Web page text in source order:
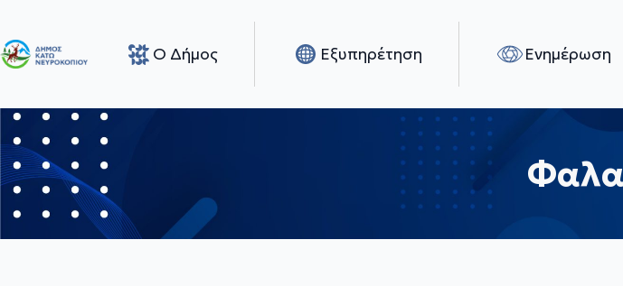
Ο Δήμος Εξυπηρέτηση Ενημέρωση